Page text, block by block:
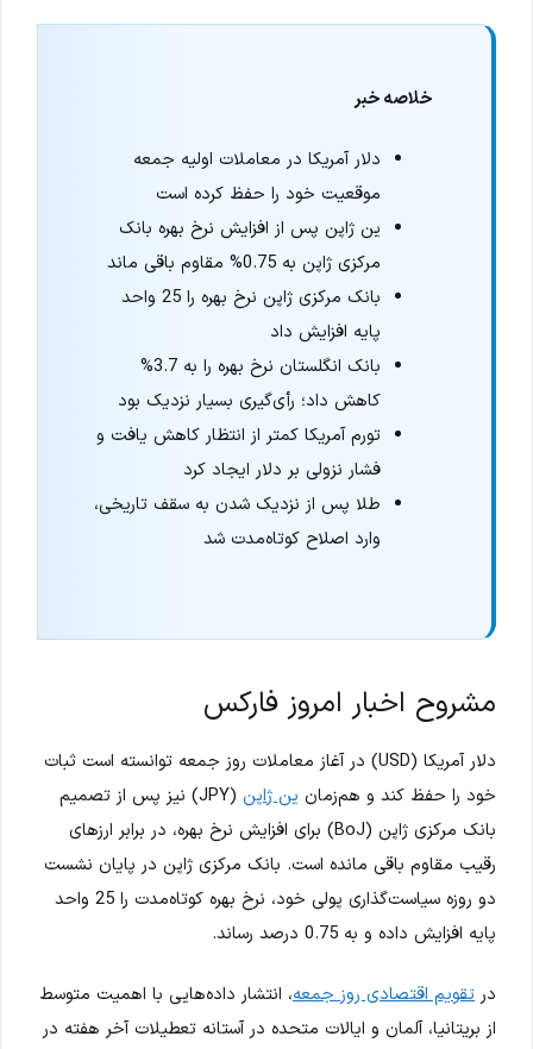
خلاصه خبر
دلار آمریکا در معاملات اولیه جمعه
موقعیت خود را حفظ کرده است
ین ژاپن پس از افزایش نرخ بهره بانک
مرکزی ژاپن به 0.75% مقاوم باقی ماند
بانک مرکزی ژاپن نرخ بهره را 25 واحد
پایه افزایش داد
بانک انگلستان نرخ بهره را به 3.7%
کاهش داد؛ رأی‌گیری بسیار نزدیک بود
تورم آمریکا کمتر از انتظار کاهش یافت و
فشار نزولی بر دلار ایجاد کرد
طلا پس از نزدیک شدن به سقف تاریخی،
وارد اصلاح کوتاه‌مدت شد
مشروح اخبار امروز فارکس
دلار آمریکا (USD) در آغاز معاملات روز جمعه توانسته است ثبات
خود را حفظ کند و هم‌زمان ین ژاپن
(JPY) نیز پس از تصمیم
بانک مرکزی ژاپن (BoJ) برای افزایش نرخ بهره، در برابر ارزهای
رقیب مقاوم باقی مانده است. بانک مرکزی ژاپن در پایان نشست
دو روزه سیاست‌گذاری پولی خود، نرخ بهره کوتاه‌مدت را 25 واحد
پایه افزایش داده و به 0.75 درصد رساند.
در تقویم اقتصادی روز جمعه، انتشار داده‌هایی با اهمیت متوسط
از بریتانیا، آلمان و ایالات متحده در آستانه تعطیلات آخر هفته در